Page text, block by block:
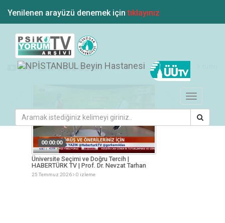
Yenilenen arayüzü denemek içintıklayınız
Toggle
navigation
EN YENİ VİDEOLAR
00:00:00
Üniversite Seçimi ve Doğru Tercih |
HABERTÜRK TV | Prof. Dr. Nevzat Tarhan
25 Temmuz 2026 0 izleme